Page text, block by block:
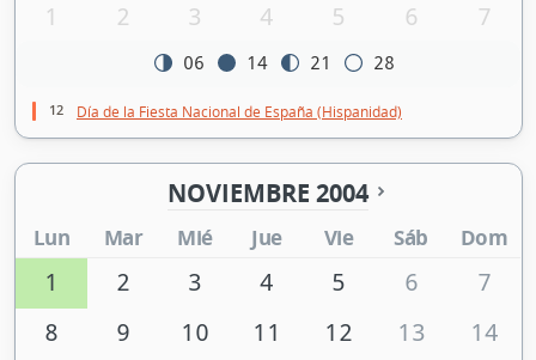
1
2 3 4 5 6 7
06 14 21 28
12 Día de la Fiesta Nacional de España (Hispanidad)
NOVIEMBRE 2004
Lun Mar Mié Jue Vie Sáb Dom
1 2 3 4 5 6
7
8
9 10 11 12 13
14